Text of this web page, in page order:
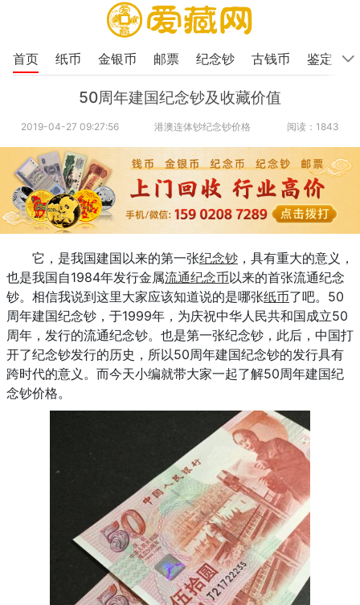
首页 纸币 金银币 邮票 纪念钞 古钱币 鉴定
50周年建国纪念钞及收藏价值
2019-04-27 09:27:56 港澳连体钞纪念钞价格 阅读：1843
它，是我国建国以来的第一张纪念钞 ，具有重大的意义，
也是我国自1984年发行金属流通纪念币以来的首张流通纪念
钞。相信我说到这里大家应该知道说的是哪张纸币了吧。50
周年建国纪念钞，于1999年，为庆祝中华人民共和国成立50
周年，发行的流通纪念钞。也是第一张纪念钞，此后，中国打
开了纪念钞发行的历史，所以50周年建国纪念钞的发行具有
跨时代的意义。而今天小编就带大家一起了解50周年建国纪
念钞价格。